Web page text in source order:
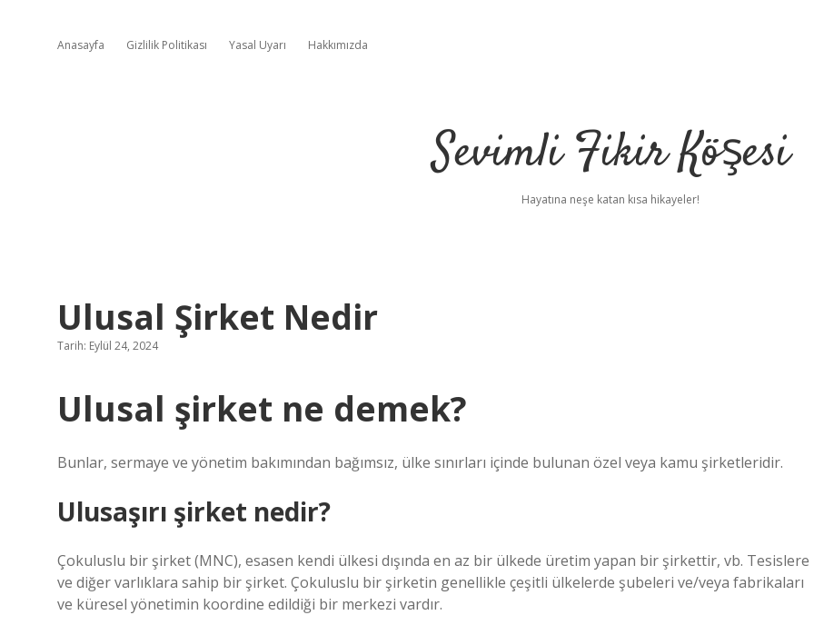
Anasayfa Gizlilik Politikası Yasal Uyarı Hakkımızda
Sevimli Fikir Köşesi
Hayatına neşe katan kısa hikayeler!
Ulusal Şirket Nedir
Tarih: Eylül 24, 2024
Ulusal şirket ne demek?
Bunlar, sermaye ve yönetim bakımından bağımsız, ülke sınırları içinde bulunan özel veya kamu şirketleridir.
Ulusaşırı şirket nedir?
Çokuluslu bir şirket (MNC), esasen kendi ülkesi dışında en az bir ülkede üretim yapan bir şirkettir, vb. Tesislere
ve diğer varlıklara sahip bir şirket. Çokuluslu bir şirketin genellikle çeşitli ülkelerde şubeleri ve/veya fabrikaları
ve küresel yönetimin koordine edildiği bir merkezi vardır.